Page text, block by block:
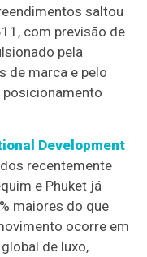
saltou
com previsão de
pela
de marca e pelo
Development
recentemente
e Phuket já
maiores do que
ocorre em
de luxo,